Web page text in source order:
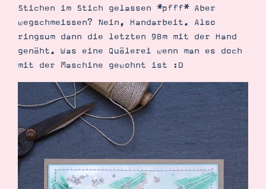
Suche Impressum Datenschutz
Stichen im Stich gelassen *pfff* Aber
wegschmeissen? Nein, Handarbeit. Also
ringsum dann die letzten 98m mit der Hand
genäht. Was eine Quälerei wenn man es doch
mit der Maschine gewohnt ist :D